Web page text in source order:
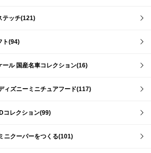
テッチ(121)
ト(94)
ール 国産名車コレクション(16)
ィズニーミニチュアフード(117)
コレクション(99)
ニクーパーをつくる(101)